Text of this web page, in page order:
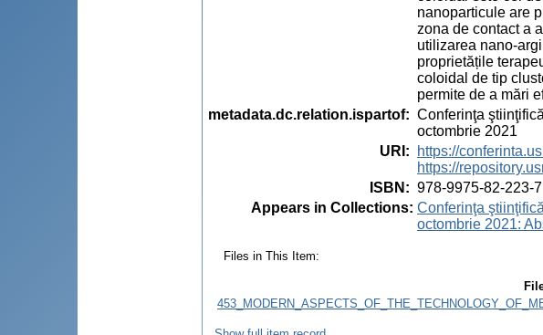
nanoparticule are
zona de contact a
utilizarea nano-
proprietățile
coloidal de tip
permite de a mări
metadata.dc.relation.ispartof: Conferinţa
octombrie 2021
URI :
https://
https://
ISBN : 978-9975-82-223-7
Appears in Collections: Conferinţa
octombrie 2021:
Files in This Item: